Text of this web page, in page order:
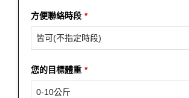
方便聯絡時段 *
皆可(不指定時段)
您的目標體重 *
0-10公斤